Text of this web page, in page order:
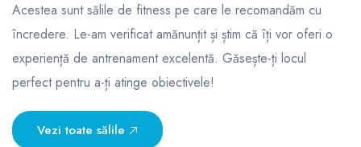
Acestea sunt sălile de fitness pe care le recomandăm cu
încredere. Le-am verificat amănunțit și știm că îți vor oferi o
experiență de antrenament excelentă. Găsește-ți locul
perfect pentru a-ți atinge obiectivele!
Vezi toate sălile